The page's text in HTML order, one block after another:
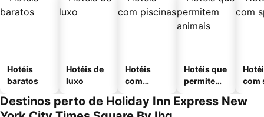
Hotéis
baratos
Hotéis de
luxo
Hotéis
com
Hotéis que
permitem
com
Destinos perto de Holiday Inn Express New